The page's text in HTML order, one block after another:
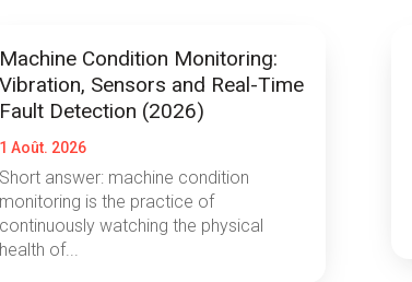
Machine Condition Monitoring:
Vibration, Sensors and Real-Time
Fault Detection (2026)
1 Août. 2026
Short answer: machine condition
monitoring is the practice of
continuously watching the physical
health of...